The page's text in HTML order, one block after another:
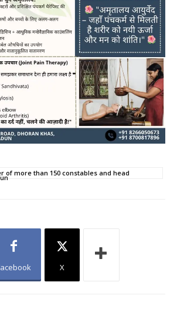
of more than 150 constables and head
X